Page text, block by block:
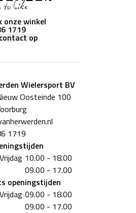
onze winkel
1719
op
Wielersport BV
Oosteinde 100
1719
10.00 - 18.00
09.00 - 17.00
openingstijden
09.00 - 18.00
09.00 - 17.00